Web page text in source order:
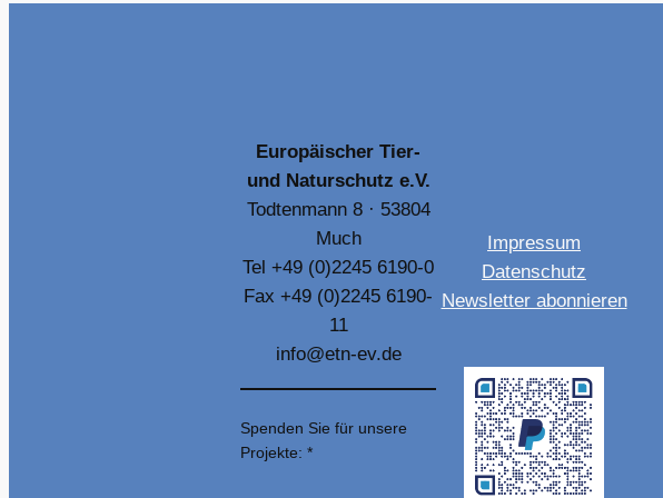
Europäischer Tier-
und Naturschutz e.V.
Todtenmann 8 · 53804
Much
Tel +49 (0)2245 6190-0
Fax +49 (0)2245 6190-
11
info@etn-ev.de
Spenden Sie für unsere
Projekte: *
Impressum
Datenschutz
Newsletter abonnieren